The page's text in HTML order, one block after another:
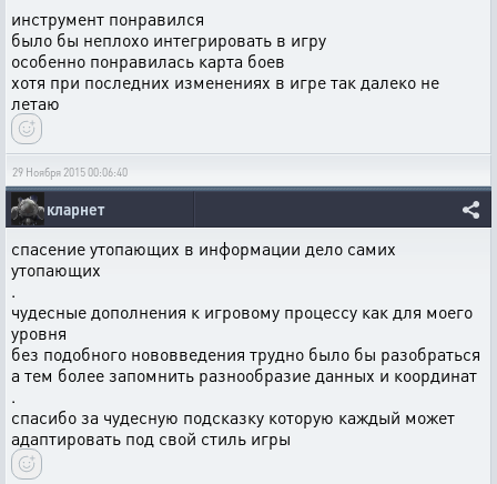
инструмент понравился
было бы неплохо интегрировать в игру
особенно понравилась карта боев
хотя при последних изменениях в игре так далеко не
летаю
29 Ноября 2015 00:06:40
кларнет
спасение утопающих в информации дело самих
утопающих
.
чудесные дополнения к игровому процессу как для моего
уровня
без подобного нововведения трудно было бы разобраться
а тем более запомнить разнообразие данных и координат
.
спасибо за чудесную подсказку которую каждый может
адаптировать под свой стиль игры